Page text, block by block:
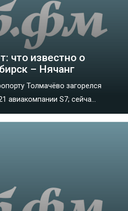
что известно о
– Нячанг
Толмачёво загорелся
авиакомпании S7; сейча...